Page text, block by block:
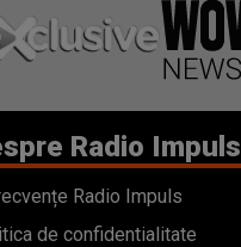
Radio Impuls
Radio Impuls
de confidentialitate